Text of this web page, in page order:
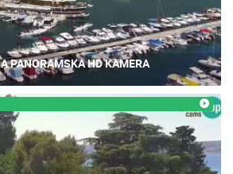
PANORAMSKA HD KAMERA